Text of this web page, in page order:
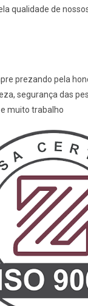
qualidade de
prezando pela
segurança das
muito trabalho